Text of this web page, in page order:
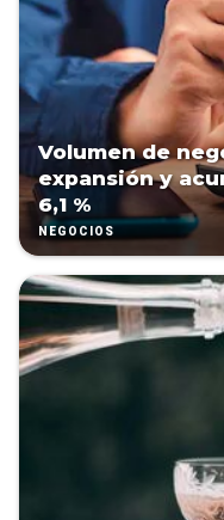
Volumen de
expansión y
6,1 %
NEGOCIOS